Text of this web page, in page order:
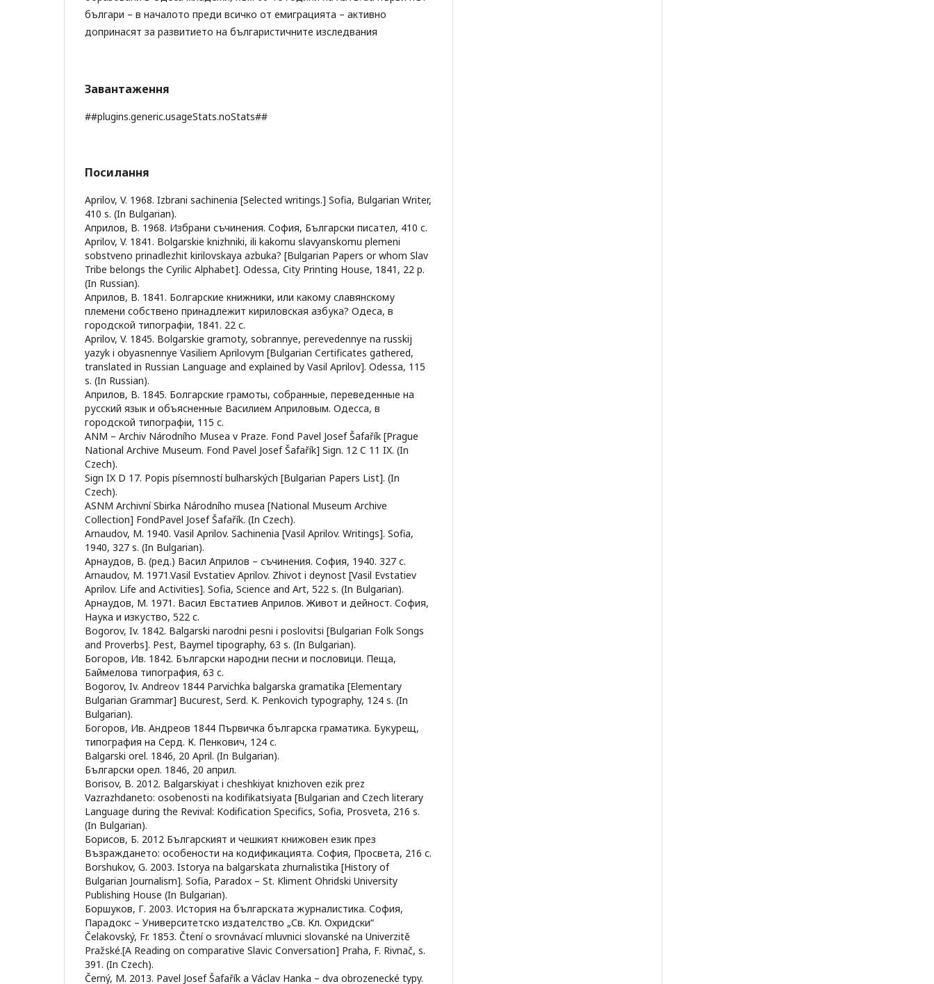
българи – в началото преди всичко от емиграцията – активно
допринасят за развитието на българистичните изследвания
Завантаження
##plugins.generic.usageStats.noStats##
Посилання
Aprilov, V. 1968. Izbrani sachinenia [Selected writings.] Sofia, Bulgarian Writer,
410 s. (In Bulgarian).
Априлов, В. 1968. Избрани съчинения. София, Български писател, 410 с.
Aprilov, V. 1841. Bolgarskie knizhniki, ili kakomu slavyanskomu plemeni
sobstveno prinadlezhit kirilovskaya azbuka? [Bulgarian Papers or whom Slav
Tribe belongs the Cyrilic Alphabet]. Odessa, City Printing House, 1841, 22 p.
(In Russian).
Априлов, В. 1841. Болгарские книжники, или какому славянскому
племени собствено принадлежит кириловская азбука? Одеса, в
городской типографiи, 1841. 22 с.
Aprilov, V. 1845. Bolgarskie gramoty, sobrannye, perevedennye na russkij
yazyk i obyasnennye Vasiliem Aprilovym [Bulgarian Certificates gathered,
translated in Russian Language and explained by Vasil Aprilov]. Odessa, 115
s. (In Russian).
Априлов, В. 1845. Болгарские грамоты, собранные, переведенные на
русский язык и объясненные Василием Априловым. Одесса, в
городской типографiи, 115 с.
ANM – Archiv Národního Musea v Praze. Fond Pavel Josef Šafařík [Prague
National Archive Museum. Fond Pavel Josef Šafařík] Sign. 12 C 11 IX. (In
Czech).
Sign IX D 17. Popis písemností bulharských [Bulgarian Papers List]. (In
Czech).
ASNM Archivní Sbirka Národního musea [National Museum Archive
Collection] FondPavel Josef Šafařík. (In Czech).
Arnaudov, M. 1940. Vasil Aprilov. Sachinenia [Vasil Aprilov. Writings]. Sofia,
1940, 327 s. (In Bulgarian).
Арнаудов, В. (ред.) Васил Априлов – съчинения. София, 1940. 327 с.
Arnaudov, M. 1971.Vasil Evstatiev Aprilov. Zhivot i deynost [Vasil Evstatiev
Aprilov. Life and Activities]. Sofia, Science and Art, 522 s. (In Bulgarian).
Арнаудов, М. 1971. Васил Евстатиев Априлов. Живот и дейност. София,
Наука и изкуство, 522 с.
Bogorov, Iv. 1842. Balgarski narodni pesni i poslovitsi [Bulgarian Folk Songs
and Proverbs]. Pest, Baymel tipography, 63 s. (In Bulgarian).
Богоров, Ив. 1842. Български народни песни и пословици. Пеща,
Баймелова типография, 63 с.
Bogorov, Iv. Andreov 1844 Parvichka balgarska gramatika [Elementary
Bulgarian Grammar] Bucurest, Serd. K. Penkovich typography, 124 s. (In
Bulgarian).
Богоров, Ив. Андреов 1844 Първичка българска граматика. Букурещ,
типография на Серд. К. Пенкович, 124 с.
Balgarski orel. 1846, 20 April. (In Bulgarian).
Български орел. 1846, 20 април.
Borisov, B. 2012. Balgarskiyat i cheshkiyat knizhoven ezik prez
Vazrazhdaneto: osobenosti na kodifikatsiyata [Bulgarian and Czech literary
Language during the Revival: Kodification Specifics, Sofia, Prosveta, 216 s.
(In Bulgarian).
Борисов, Б. 2012 Българският и чешкият книжовен език през
Възраждането: особености на кодификацията. София, Просвета, 216 с.
Borshukov, G. 2003. Istorya na balgarskata zhurnalistika [History of
Bulgarian Journalism]. Sofia, Paradox – St. Kliment Ohridski University
Publishing House (In Bulgarian).
Боршуков, Г. 2003. История на българската журналистика. София,
Парадокс – Университетско издателство „Св. Кл. Охридски“
Čelakovský, Fr. 1853. Čtení o srovnávací mluvnici slovanské na Univerzitě
Pražské.[A Reading on comparative Slavic Conversation] Praha, F. Rivnač, s.
391. (In Czech).
Černý, M. 2013. Pavel Josef Šafařík a Václav Hanka – dva obrozenecké typy.